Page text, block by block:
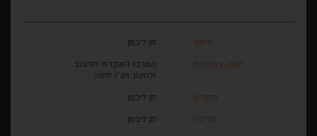
בימוי חן ליבמן
הופק בתמיכת
המרכז האקדמי לעיצוב
ולחינוך ויצ"ו חיפה
תסריט חן ליבמן
עריכה חן ליבמן